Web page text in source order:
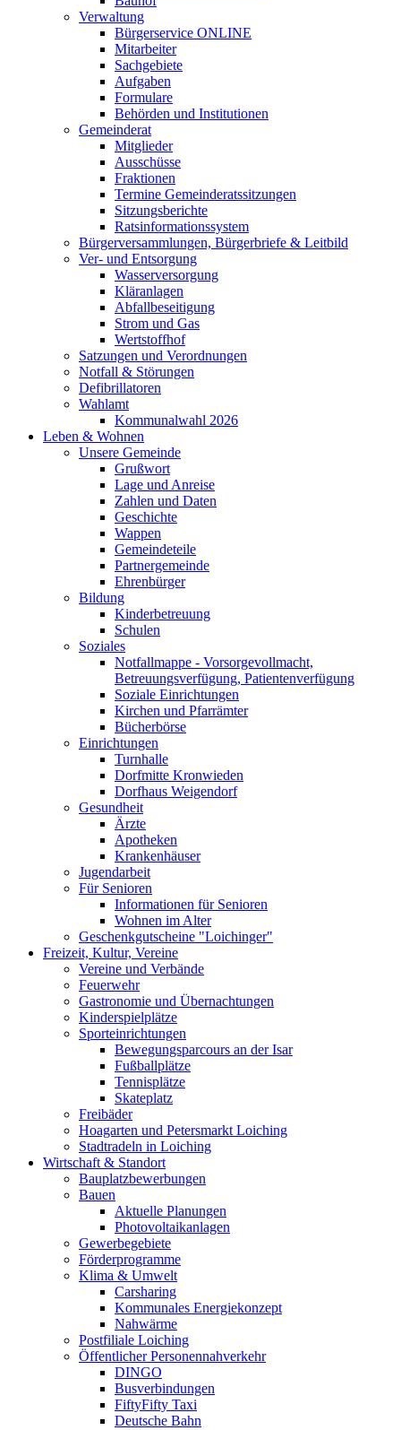
Verwaltung
Bürgerservice ONLINE
Mitarbeiter
Sachgebiete
Aufgaben
Formulare
Behörden und Institutionen
Gemeinderat
Mitglieder
Ausschüsse
Fraktionen
Termine Gemeinderatssitzungen
Sitzungsberichte
Ratsinformationssystem
Bürgerversammlungen, Bürgerbriefe & Leitbild
Ver- und Entsorgung
Wasserversorgung
Kläranlagen
Abfallbeseitigung
Strom und Gas
Wertstoffhof
Satzungen und Verordnungen
Notfall & Störungen
Defibrillatoren
Wahlamt
Kommunalwahl 2026
Leben & Wohnen
Unsere Gemeinde
Grußwort
Lage und Anreise
Zahlen und Daten
Geschichte
Wappen
Gemeindeteile
Partnergemeinde
Ehrenbürger
Bildung
Kinderbetreuung
Schulen
Soziales
Notfallmappe - Vorsorgevollmacht,
Betreuungsverfügung, Patientenverfügung
Soziale Einrichtungen
Kirchen und Pfarrämter
Bücherbörse
Einrichtungen
Turnhalle
Dorfmitte Kronwieden
Dorfhaus Weigendorf
Gesundheit
Ärzte
Apotheken
Krankenhäuser
Jugendarbeit
Für Senioren
Informationen für Senioren
Wohnen im Alter
Geschenkgutscheine "Loichinger"
Freizeit, Kultur, Vereine
Vereine und Verbände
Feuerwehr
Gastronomie und Übernachtungen
Kinderspielplätze
Sporteinrichtungen
Bewegungsparcours an der Isar
Fußballplätze
Tennisplätze
Skateplatz
Freibäder
Hoagarten und Petersmarkt Loiching
Stadtradeln in Loiching
Wirtschaft & Standort
Bauplatzbewerbungen
Bauen
Aktuelle Planungen
Photovoltaikanlagen
Gewerbegebiete
Förderprogramme
Klima & Umwelt
Carsharing
Kommunales Energiekonzept
Nahwärme
Postfiliale Loiching
Öffentlicher Personennahverkehr
DINGO
Busverbindungen
FiftyFifty Taxi
Deutsche Bahn